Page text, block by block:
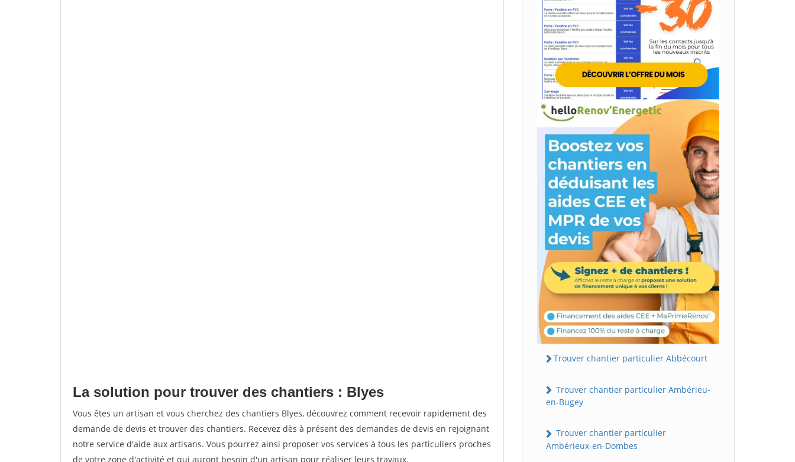
La solution pour trouver des chantiers : Blyes
Vous êtes un artisan et vous cherchez des chantiers Blyes, découvrez comment recevoir rapidement des
demande de devis et trouver des chantiers. Recevez dès à présent des demandes de devis en rejoignant
notre service d'aide aux artisans. Vous pourrez ainsi proposer vos services à tous les particuliers proches
de votre zone d'activité et qui auront besoin d'un artisan pour réaliser leurs travaux.
Trouver chantier particulier Abbécourt
Trouver chantier particulier Ambérieu-
en-Bugey
Trouver chantier particulier
Ambérieux-en-Dombes